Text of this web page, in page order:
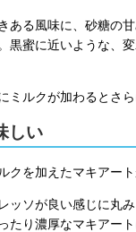
ある風味に、砂糖の
黒蜜に近いような、
ルクが加わるとさら
しい
を加えたマキアート
ッソが良い感じに丸
り濃厚なマキアート